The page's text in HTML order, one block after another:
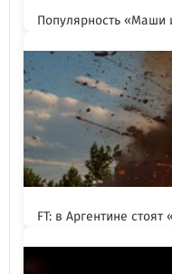
Популярность «Маши
FT: в Аргентине